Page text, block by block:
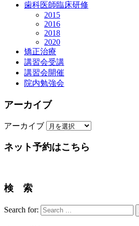
歯科医師臨床研修
2015
2016
2018
2020
矯正治療
講習会受講
講習会開催
院内勉強会
アーカイブ
アーカイブ
ネット予約はこちら
検 索
Search for: